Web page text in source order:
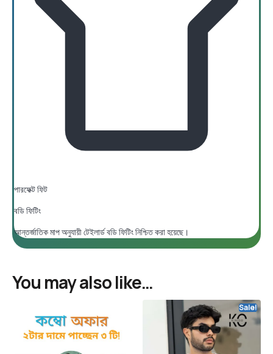
পারফেক্ট ফিট
বডি ফিটিং
আন্তর্জাতিক মাপ অনুযায়ী টেইলার্ড বডি ফিটিং নিশ্চিত করা হয়েছে।
You may also like…
Sale!